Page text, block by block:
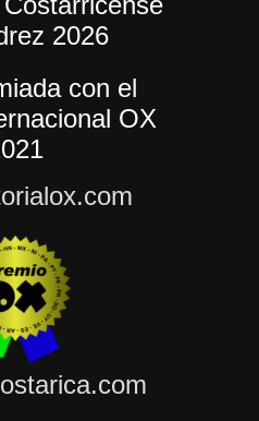
2026
con el
OX